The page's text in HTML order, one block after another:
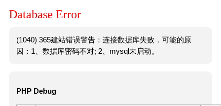
Database Error
(1040) 365建站错误警告：连接数据库失败，可能的原
因：1、数据库密码不对; 2、mysql未启动。
PHP Debug